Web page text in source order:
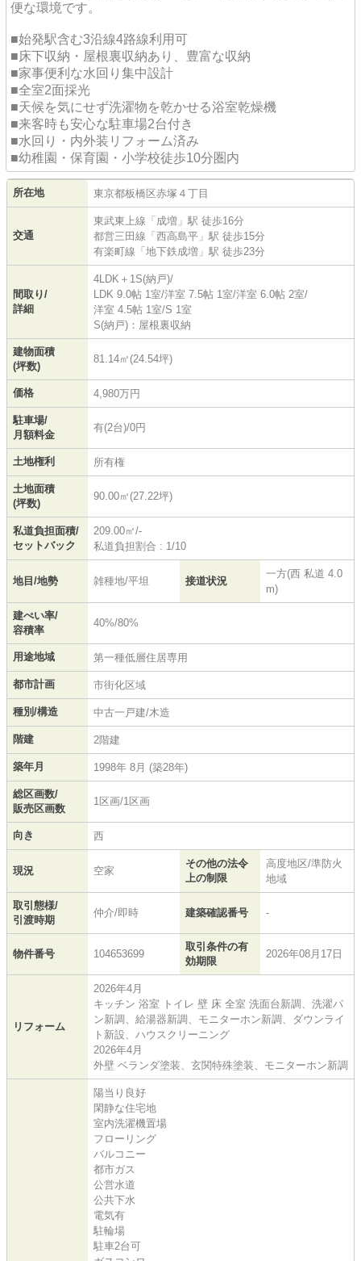
便な環境です。
■始発駅含む3沿線4路線利用可
■床下収納・屋根裏収納あり、豊富な収納
■家事便利な水回り集中設計
■全室2面採光
■天候を気にせず洗濯物を乾かせる浴室乾燥機
■来客時も安心な駐車場2台付き
■水回り・内外装リフォーム済み
■幼稚園・保育園・小学校徒歩10分圏内
所在地 東京都板橋区赤塚 ４丁目
交通
東武東上線 「 成増 」駅 徒歩16分
都営三田線 「 西高島平 」駅 徒歩15分
有楽町線 「 地下鉄成増 」駅 徒歩23分
間取り/
詳細
4LDK＋1S(納戸)/
LDK 9.0帖 1室/洋室 7.5帖 1室/洋室 6.0帖 2室/
洋室 4.5帖 1室/S 1室
S(納戸)：屋根裏収納
建物面積
(坪数)
81.14㎡(24.54坪)
価格 4,980万円
駐車場/
月額料金
有(2台)/0円
土地権利 所有権
土地面積
(坪数)
90.00㎡(27.22坪)
私道負担面積/
セットバック
209.00㎡/-
私道負担割合 : 1/10
地目/地勢 雑種地/平坦 接道状況
一方(西 私道 4.0
m)
建ぺい率/
容積率
40%/80%
用途地域 第一種低層住居専用
都市計画 市街化区域
種別/構造 中古一戸建/木造
階建 2階建
築年月 1998年 8月 (築28年)
総区画数/
販売区画数
1区画/1区画
向き 西
現況 空家
その他の法令
上の制限
高度地区/準防火
地域
取引態様/
引渡時期
仲介/即時 建築確認番号 -
物件番号 104653699
取引条件の有
効期限
2026年08月17日
リフォーム
2026年4月
キッチン 浴室 トイレ 壁 床 全室 洗面台新調、洗濯パ
ン新調、給湯器新調、モニターホン新調、ダウンライ
ト新設、ハウスクリーニング
2026年4月
外壁 ベランダ塗装、玄関特殊塗装、モニターホン新調
陽当り良好
閑静な住宅地
室内洗濯機置場
フローリング
バルコニー
都市ガス
公営水道
公共下水
電気有
駐輪場
駐車2台可